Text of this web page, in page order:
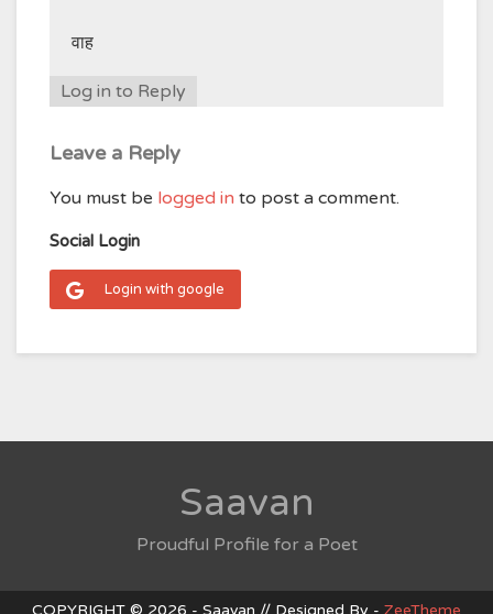
वाह
Log in to Reply
Leave a Reply
You must be logged in to post a comment.
Social Login
Login with google
Saavan
Proudful Profile for a Poet